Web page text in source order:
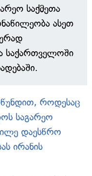
საქმეთა
ასეთ
საქართველოში
როდესაც
საგარეო
დაესწრო
ირანის